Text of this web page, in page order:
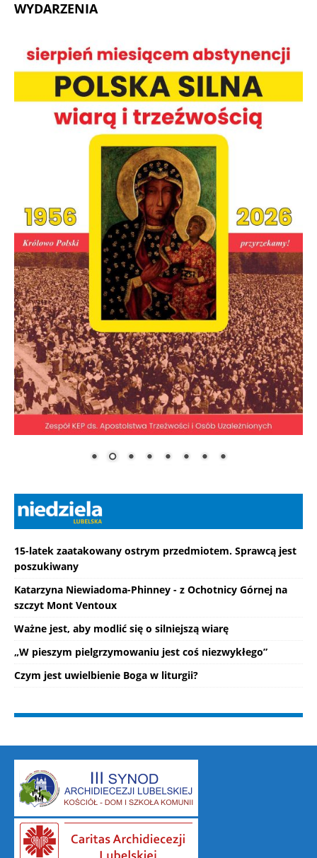
WYDARZENIA
15-latek zaatakowany ostrym przedmiotem. Sprawcą jest
poszukiwany
Katarzyna Niewiadoma-Phinney - z Ochotnicy Górnej na
szczyt Mont Ventoux
Ważne jest, aby modlić się o silniejszą wiarę
„W pieszym pielgrzymowaniu jest coś niezwykłego”
Czym jest uwielbienie Boga w liturgii?